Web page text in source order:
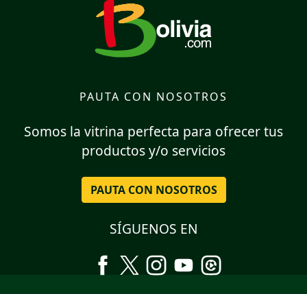
PAUTA CON NOSOTROS
Somos la vitrina perfecta para ofrecer tus
productos y/o servicios
PAUTA CON NOSOTROS
SÍGUENOS EN